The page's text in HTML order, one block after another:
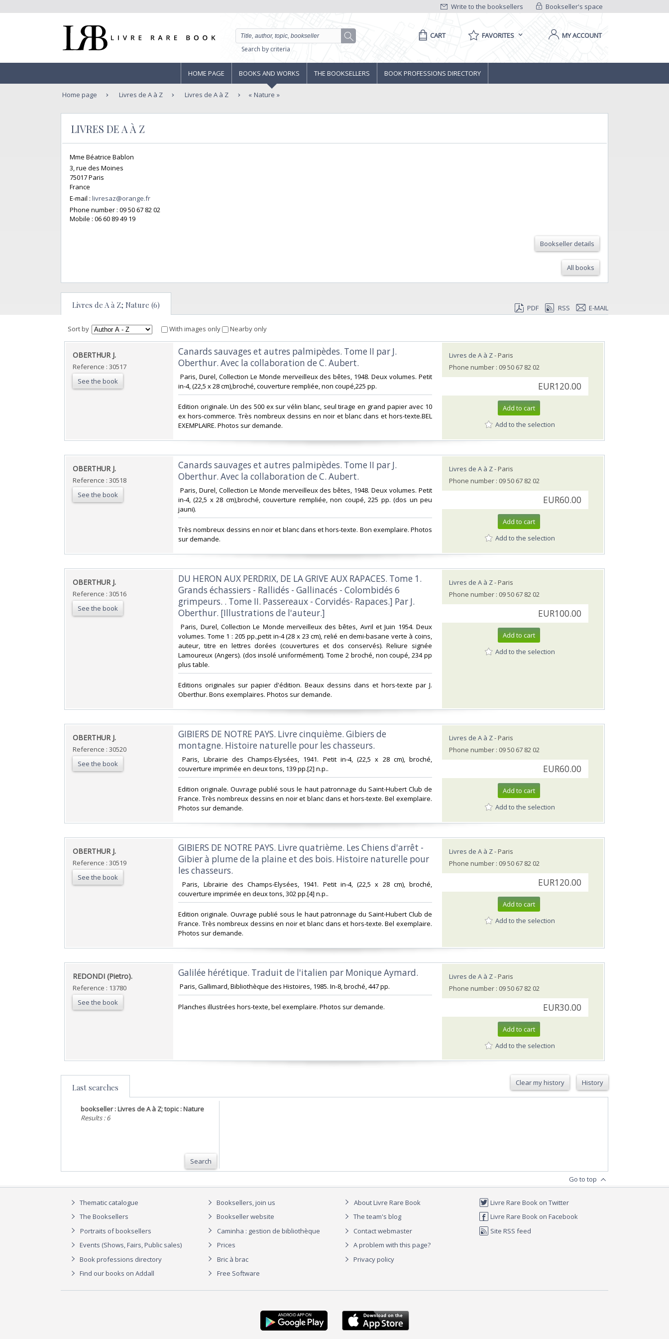
Bookseller's space
Write to the booksellers
Search by criteria
CART FAVORITES MY ACCOUNT
HOME PAGE BOOKS AND WORKS THE BOOKSELLERS BOOK PROFESSIONS DIRECTORY
Home page Livres de A à Z Livres de A à Z Nature
LIVRES DE A À Z
Mme Béatrice Bablon
3, rue des Moines
75017 Paris
France
E-mail : livresaz@orange.fr
Phone number : 09 50 67 82 02
Mobile : 06 60 89 49 19
Bookseller details
All books
Livres de A à Z; Nature (6) PDF RSS E-MAIL
Sort by With images only Nearby only
‎OBERTHUR J.‎
Reference : 30517
See the book
‎Canards sauvages et autres palmipèdes. Tome II par J.
Oberthur. Avec la collaboration de C. Aubert.‎
‎ Paris, Durel, Collection Le Monde merveilleux des bêtes, 1948. Deux volumes. Petit
in-4, (22,5 x 28 cm),broché, couverture rempliée, non coupé,225 pp. ‎
‎Edition originale. Un des 500 ex sur vélin blanc, seul tirage en grand papier avec 10
ex hors-commerce. Très nombreux dessins en noir et blanc dans et hors-texte.BEL
EXEMPLAIRE. Photos sur demande.‎
Livres de A à Z- Paris
Phone number : 09 50 67 82 02
EUR120.00
Add to cart
Add to the selection
‎OBERTHUR J.‎
Reference : 30518
See the book
‎Canards sauvages et autres palmipèdes. Tome II par J.
Oberthur. Avec la collaboration de C. Aubert.‎
‎ Paris, Durel, Collection Le Monde merveilleux des bêtes, 1948. Deux volumes. Petit
in-4, (22,5 x 28 cm),broché, couverture rempliée, non coupé, 225 pp. (dos un peu
jauni). ‎
‎Très nombreux dessins en noir et blanc dans et hors-texte. Bon exemplaire. Photos
sur demande.‎
Livres de A à Z- Paris
Phone number : 09 50 67 82 02
EUR60.00
Add to cart
Add to the selection
‎OBERTHUR J.‎
Reference : 30516
See the book
‎DU HERON AUX PERDRIX, DE LA GRIVE AUX RAPACES. Tome 1.
Grands échassiers - Rallidés - Gallinacés - Colombidés 6
grimpeurs. . Tome II. Passereaux - Corvidés- Rapaces.] Par J.
Oberthur. [Illustrations de l'auteur.] ‎
‎ Paris, Durel, Collection Le Monde merveilleux des bêtes, Avril et Juin 1954. Deux
volumes. Tome 1 : 205 pp.,petit in-4 (28 x 23 cm), relié en demi-basane verte à coins,
auteur, titre en lettres dorées (couvertures et dos conservés). Reliure signée
Lamoureux (Angers). (dos insolé uniformément). Tome 2 broché, non coupé, 234 pp
plus table. ‎
‎Editions originales sur papier d'édition. Beaux dessins dans et hors-texte par J.
Oberthur. Bons exemplaires. Photos sur demande.‎
Livres de A à Z- Paris
Phone number : 09 50 67 82 02
EUR100.00
Add to cart
Add to the selection
‎OBERTHUR J.‎
Reference : 30520
See the book
‎GIBIERS DE NOTRE PAYS. Livre cinquième. Gibiers de
montagne. Histoire naturelle pour les chasseurs.‎
‎ Paris, Librairie des Champs-Elysées, 1941. Petit in-4, (22,5 x 28 cm), broché,
couverture imprimée en deux tons, 139 pp.[2] n.p.. ‎
‎Edition originale. Ouvrage publié sous le haut patronnage du Saint-Hubert Club de
France. Très nombreux dessins en noir et blanc dans et hors-texte. Bel exemplaire.
Photos sur demande.‎
Livres de A à Z- Paris
Phone number : 09 50 67 82 02
EUR60.00
Add to cart
Add to the selection
‎OBERTHUR J.‎
Reference : 30519
See the book
‎GIBIERS DE NOTRE PAYS. Livre quatrième. Les Chiens d'arrêt -
Gibier à plume de la plaine et des bois. Histoire naturelle pour
les chasseurs.‎
‎ Paris, Librairie des Champs-Elysées, 1941. Petit in-4, (22,5 x 28 cm), broché,
couverture imprimée en deux tons, 302 pp.[4] n.p.. ‎
‎Edition originale. Ouvrage publié sous le haut patronnage du Saint-Hubert Club de
France. Très nombreux dessins en noir et blanc dans et hors-texte. Bel exemplaire.
Photos sur demande.‎
Livres de A à Z- Paris
Phone number : 09 50 67 82 02
EUR120.00
Add to cart
Add to the selection
‎REDONDI (Pietro).‎
Reference : 13780
See the book
‎Galilée hérétique. Traduit de l'italien par Monique Aymard.‎
‎ Paris, Gallimard, Bibliothèque des Histoires, 1985. In-8, broché, 447 pp. ‎
‎Planches illustrées hors-texte, bel exemplaire. Photos sur demande.‎
Livres de A à Z- Paris
Phone number : 09 50 67 82 02
EUR30.00
Add to cart
Add to the selection
Last searches Clear my history History
bookseller : Livres de A à Z; topic : Nature
Results : 6
Search
Go to top
Thematic catalogue
The Booksellers
Portraits of booksellers
Events (Shows, Fairs, Public sales)
Book professions directory
Find our books on Addall
Booksellers, join us
Bookseller website
Caminha : gestion de bibliothèque
Prices
Bric à brac
Free Software
About Livre Rare Book
The team's blog
Contact webmaster
A problem with this page?
Privacy policy
Livre Rare Book on Twitter
Livre Rare Book on Facebook
Site RSS feed